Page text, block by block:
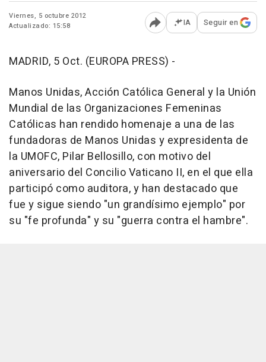
Viernes, 5 octubre 2012
Actualizado: 15:58
Abrir opciones para
IA Seguir en
MADRID, 5 Oct. (EUROPA PRESS) -
Manos Unidas, Acción Católica General y la Unión
Mundial de las Organizaciones Femeninas
Católicas han rendido homenaje a una de las
fundadoras de Manos Unidas y expresidenta de
la UMOFC, Pilar Bellosillo, con motivo del
aniversario del Concilio Vaticano II, en el que ella
participó como auditora, y han destacado que
fue y sigue siendo "un grandísimo ejemplo" por
su "fe profunda" y su "guerra contra el hambre".